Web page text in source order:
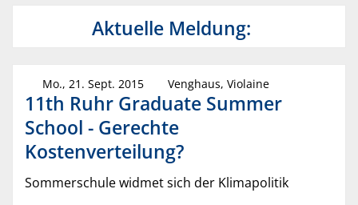
Aktuelle Meldung:
Mo., 21. Sept. 2015 Venghaus, Violaine
11th Ruhr Graduate Summer
School - Gerechte
Kostenverteilung?
Sommerschule widmet sich der Klimapolitik